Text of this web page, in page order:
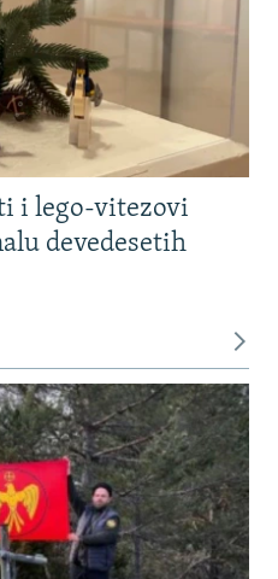
i lego-vitezovi
devedesetih